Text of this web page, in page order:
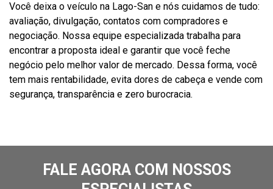
Você deixa o veículo na Lago-San e nós cuidamos de tudo:
avaliação, divulgação, contatos com compradores e
negociação. Nossa equipe especializada trabalha para
encontrar a proposta ideal e garantir que você feche
negócio pelo melhor valor de mercado. Dessa forma, você
tem mais rentabilidade, evita dores de cabeça e vende com
segurança, transparência e zero burocracia.
FALE AGORA COM NOSSOS